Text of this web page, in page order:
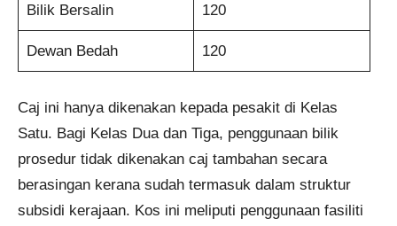
Bilik Bersalin 120
Dewan Bedah 120
Caj ini hanya dikenakan kepada pesakit di Kelas
Satu. Bagi Kelas Dua dan Tiga, penggunaan bilik
prosedur tidak dikenakan caj tambahan secara
berasingan kerana sudah termasuk dalam struktur
subsidi kerajaan. Kos ini meliputi penggunaan fasiliti